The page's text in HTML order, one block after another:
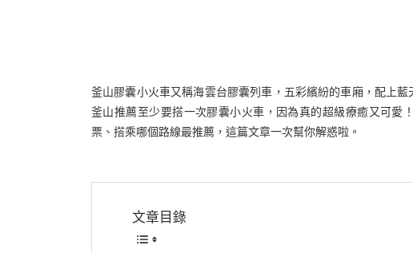
釜山膠囊小火車又稱海雲台膠囊列車，五彩繽紛的車廂，配上
釜山推薦至少要搭一次膠囊小火車，因為真的超級療癒又可愛
票、搭乘哪個路線最推薦，這篇文章一次幫你解惑啦。
文章目錄